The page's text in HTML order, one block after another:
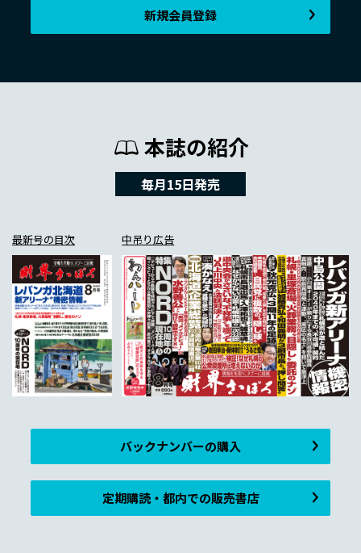
新規会員登録
本誌の紹介
毎月15日発売
最新号の目次 中吊り広告
バックナンバーの購入
定期購読・都内での販売書店